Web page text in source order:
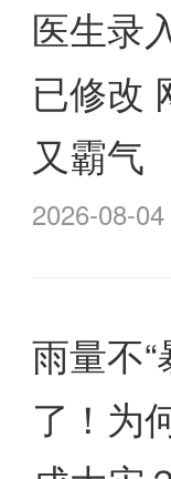
医生录
已修改
又霸气
2026-08-
雨量不
了！为